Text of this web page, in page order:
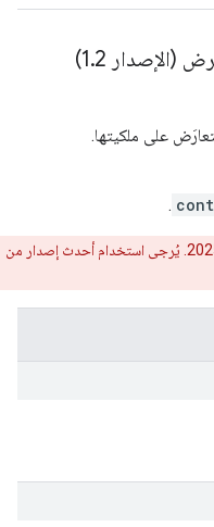
(الإصدار 1 .2)
على ملكيتها.
.
سيتم إيقاف هذا التقرير نهائيًا في 30 سبتمبر 2025. يُرجى استخدام أحدث إصدار من